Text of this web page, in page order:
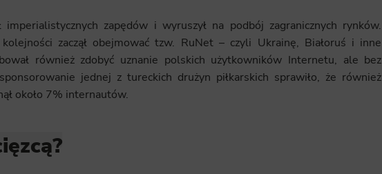
imperialistycznych zapędów i wyruszył na podbój zagranicznych rynków.
zaczął obejmować tzw. RuNet – czyli Ukrainę, Białoruś i inne
również zdobyć uznanie polskich użytkowników Internetu, ale bez
jednej z tureckich drużyn piłkarskich sprawiło, że również
około 7% internautów.